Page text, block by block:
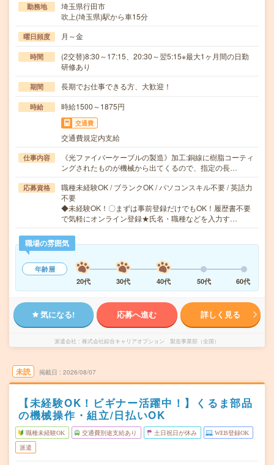
勤務地
埼玉県行田市
吹上(埼玉県)駅から車15分
曜日頻度 月～金
時間
(2交替)8:30～17:15、20:30～翌5:15※最大1ヶ月間の日勤
研修あり
期間 長期でお仕事できる方、大歓迎！
時給 時給1500～1875円
交通費
交通費規定内支給
仕事内容
《光ファイバーケーブルの製造》加工:銅線に樹脂コーティ
ングされたものが機械から出てくるので、指定の長…
応募資格
職種未経験OK / ブランクOK / パソコンスキル不要 / 英語力
不要
◆未経験OK！〇まずは事前登録だけでもOK！履歴書不要
で気軽にオンライン登録★氏名・職種などを入力す…
職場の雰囲気
年齢層
20代
30代 40代 50代 60代
気になる! 応募へ進む 詳しく見る
派遣会社 株式会社綜合キャリアオプション 製造事業部（全国）
未読 掲載日 2026/08/07
【未経験OK！ビギナー活躍中！】くるま部品
の機械操作・組立/日払いOK
職種未経験OK 交通費別途支給あり 土日祝日が休み WEB登録OK
派遣